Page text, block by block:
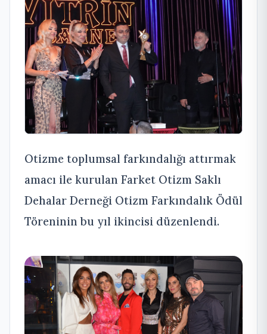
Otizme toplumsal farkındalığı attırmak
amacı ile kurulan Farket Otizm Saklı
Dehalar Derneği Otizm Farkındalık Ödül
Töreninin bu yıl ikincisi düzenlendi.